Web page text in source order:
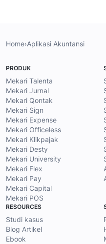
Home›Aplikasi Akuntansi
PRODUK
Mekari Talenta
Mekari Jurnal
Mekari Qontak
Mekari Sign
Mekari Expense
Mekari Officeless
Mekari Klikpajak
Mekari Desty
Mekari University
Mekari Flex
Mekari Pay
Mekari Capital
Mekari POS
RESOURCES
Studi kasus
Blog Artikel
Ebook